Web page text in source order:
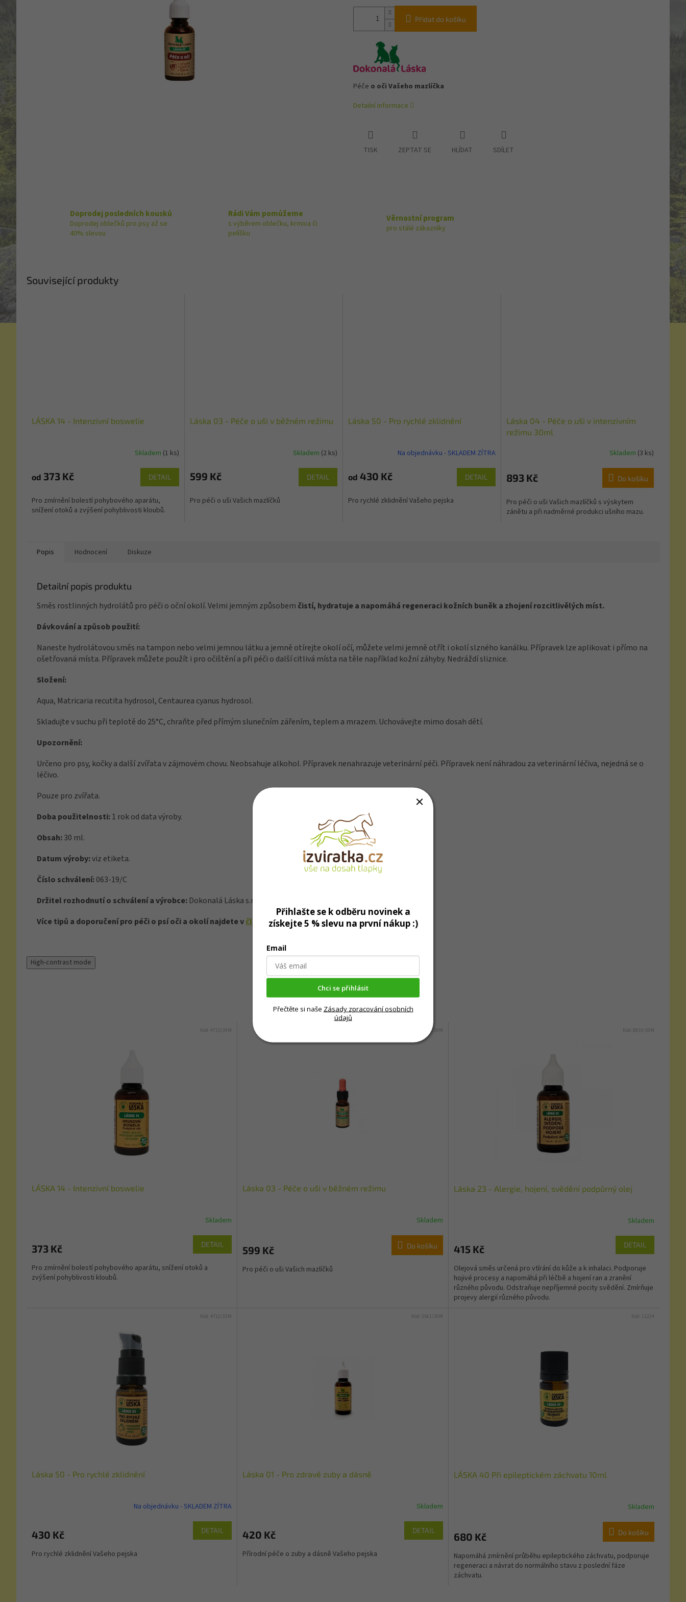
Přidat do košíku
Péče o oči Vašeho mazlíčka
Detailní informace
TISK ZEPTAT SE HLÍDAT SDÍLET
Doprodej posledních kousků
Doprodej oblečků pro psy až se
40% slevou
Rádi Vám pomůžeme
s výběrem oblečku, krmiva či
pelíšku
Věrnostní program
pro stálé zákazníky
Související produkty
LÁSKA 14 - Intenzivní boswelie
Skladem (1 ks)
od 373 Kč DETAIL
Pro zmírnění bolestí pohybového aparátu,
snížení otoků a zvýšení pohyblivosti kloubů.
Láska 03 - Péče o uši v běžném režimu
Skladem (2 ks)
599 Kč DETAIL
Pro péči o uši Vašich mazlíčků
Láska 50 - Pro rychlé zklidnění
Na objednávku - SKLADEM ZÍTRA
od 430 Kč DETAIL
Pro rychlé zklidnění Vašeho pejska
Láska 04 - Péče o uši v intenzivním
režimu 30ml
Skladem (3 ks)
893 Kč Do košíku
Pro péči o uši Vašich mazlíčků s výskytem
zánětu a při nadměrné produkci ušního mazu.
Popis Hodnocení Diskuze
Detailní popis produktu
Směs rostlinných hydrolátů pro péči o oční okolí. Velmi jemným způsobem čistí, hydratuje a napomáhá regeneraci kožních buněk a zhojení rozcitlivělých míst.
Dávkování a způsob použití:
Naneste hydrolátovou směs na tampon nebo velmi jemnou látku a jemně otírejte okolí očí, můžete velmi jemně otřít i okolí slzného kanálku. Přípravek lze aplikovat i přímo na
ošetřovaná místa. Přípravek můžete použít i pro očištění a při péči o další citlivá místa na těle například kožní záhyby. Nedráždí sliznice.
Složení:
Aqua, Matricaria recutita hydrosol, Centaurea cyanus hydrosol.
Skladujte v suchu při teplotě do 25°C, chraňte před přímým slunečním zářením, teplem a mrazem. Uchovávejte mimo dosah dětí.
Upozornění:
Určeno pro psy, kočky a další zvířata v zájmovém chovu. Neobsahuje alkohol. Přípravek nenahrazuje veterinární péči. Přípravek není náhradou za veterinární léčiva, nejedná se o
léčivo.
Pouze pro zvířata.
Doba použitelnosti:1 rok od data výroby.
Obsah:30 ml.
Datum výroby:viz etiketa.
Číslo schválení:063-19/C
Držitel rozhodnutí o schválení a výrobce: Dokonalá Láska s.r.o., Slámova 38/8, 103 00 Praha 10 CZ EU.
Více tipů a doporučení pro péči o psí oči a okolí najdete včlánku.
High-contrast mode
Mohlo by Vás zajímat
LÁSKA 14 - Intenzivní boswelie
Skladem
373 Kč DETAIL
Pro zmírnění bolestí pohybového aparátu, snížení otoků a
zvýšení pohyblivosti kloubů.
Kód: 4715/30M
Láska 03 - Péče o uši v běžném režimu
Skladem
599 Kč Do košíku
Pro péči o uši Vašich mazlíčků
3588/30M
Láska 23 - Alergie, hojení, svědění podpůrný olej
Skladem
415 Kč DETAIL
Olejová směs určená pro vtírání do kůže a k inhalaci. Podporuje
hojivé procesy a napomáhá při léčbě a hojení ran a zranění
různého původu. Odstraňuje nepříjemné pocity svědění. Zmírňuje
projevy alergií různého původu.
Kód: 8810/30M
Láska 50 - Pro rychlé zklidnění
Na objednávku - SKLADEM ZÍTRA
430 Kč DETAIL
Pro rychlé zklidnění Vašeho pejska
Kód: 4712/10M
Láska 01 - Pro zdravé zuby a dásně
Skladem
420 Kč DETAIL
Přírodní péče o zuby a dásně Vašeho pejska
Kód: 3561/30M
LÁSKA 40 Při epileptickém záchvatu 10ml
Skladem
680 Kč Do košíku
Napomáhá zmírnění průběhu epileptického záchvatu, podporuje
regeneraci a návrat do normálního stavu z poslední fáze
záchvatu.
Kód: 11224
Přihlašte se k odběru novinek a
získejte 5 % slevu na první nákup :)
Email
Chci se přihlásit
Přečtěte si naše Zásady zpracování osobních
údajů